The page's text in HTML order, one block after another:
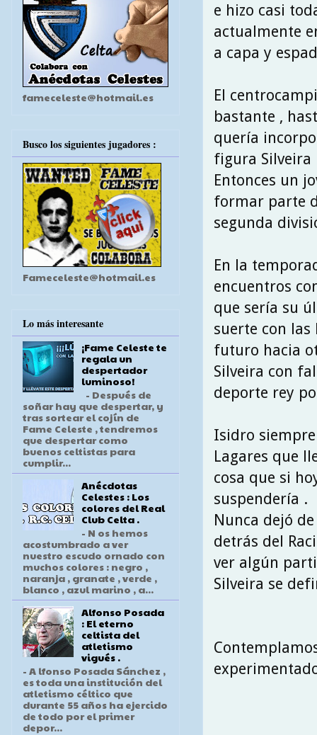
e hizo casi
actualmente
a capa y
El
bastante ,
quería
figura Silveira
Entonces un
formar parte
segunda
En la
encuentros
que sería su
suerte con
futuro hacia
Silveira con
deporte rey
Isidro
Lagares que
cosa que si
suspendería .
Nunca dejó
detrás del
ver algún
Silveira se
fameceleste@hotmail.es
Busco los siguientes jugadores :
Fameceleste@hotmail.es
Lo más interesante
¡Fame Celeste te
regala un
despertador
luminoso!
- Después de
soñar hay que despertar, y
tras sortear el cojín de
Fame Celeste , tendremos
que despertar como
buenos celtistas para
cumplir...
Anécdotas
Celestes : Los
colores del Real
Club Celta .
- N os hemos
acostumbrado a ver
nuestro escudo ornado con
muchos colores : negro ,
naranja , granate , verde ,
blanco , azul marino , a...
Alfonso Posada
: El eterno
celtista del
atletismo
vigués .
- A lfonso Posada Sánchez ,
es toda una institución del
atletismo céltico que
durante 55 años ha ejercido
de todo por el primer
depor...